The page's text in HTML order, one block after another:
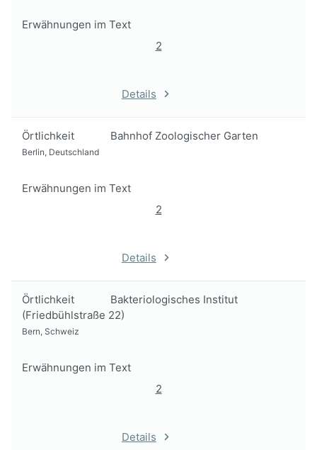
Erwähnungen im Text
2
Details
Örtlichkeit Bahnhof Zoologischer Garten
Berlin, Deutschland
Erwähnungen im Text
2
Details
Örtlichkeit
Bakteriologisches Institut
(Friedbühlstraße 22)
Bern, Schweiz
Erwähnungen im Text
2
Details